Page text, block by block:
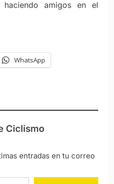
haciendo amigos en el
WhatsApp
Ciclismo
entradas en tu correo